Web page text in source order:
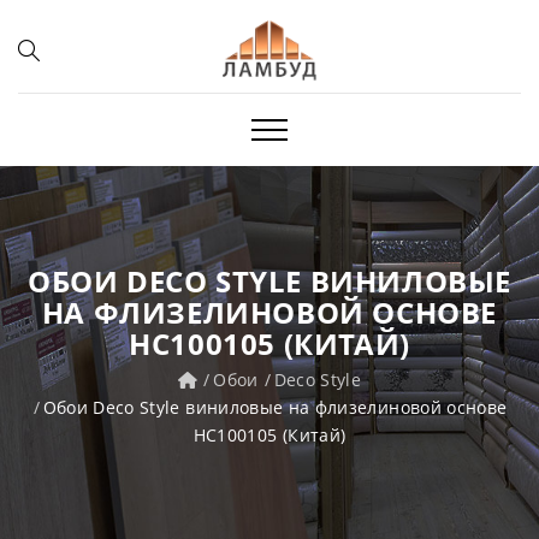
ОБОИ DECO STYLE ВИНИЛОВЫЕ
НА ФЛИЗЕЛИНОВОЙ ОСНОВЕ
HC100105 (КИТАЙ)
Обои
Deco Style
Обои Deco Style виниловые на флизелиновой основе
HC100105 (Китай)